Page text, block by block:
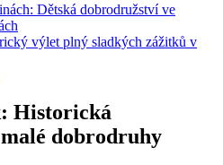
Dětská dobrodružství ve
výlet plný sladkých zážitků v
Historická
dobrodruhy